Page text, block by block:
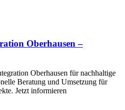
Oberhausen –
Oberhausen für nachhaltige
Beratung und Umsetzung für
Jetzt informieren